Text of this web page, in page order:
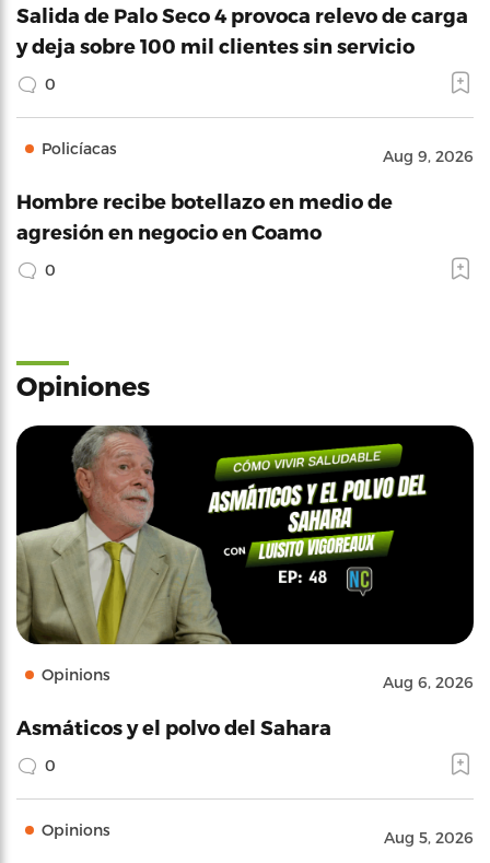
Salida de Palo Seco 4 provoca relevo de carga
y deja sobre 100 mil clientes sin servicio
0
Policíacas Aug 9, 2026
Hombre recibe botellazo en medio de
agresión en negocio en Coamo
0
Opiniones
Opinions Aug 6, 2026
Asmáticos y el polvo del Sahara
0
Opinions Aug 5, 2026